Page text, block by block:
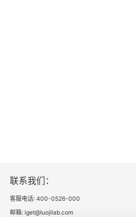
联系我们：
客服电话: 400-0526-000
邮箱: iget@luojilab.com